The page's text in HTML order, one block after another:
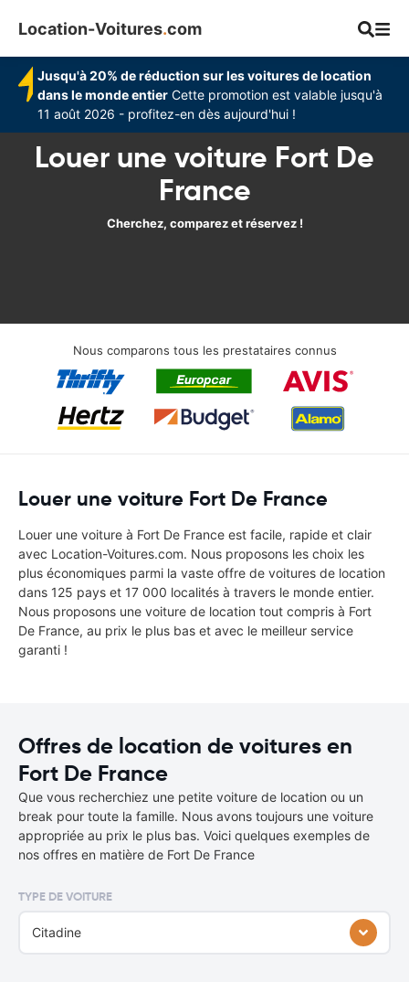
Location-Voitures.com
Jusqu'à 20% de réduction sur les voitures de location
dans le monde entier Cette promotion est valable jusqu'à
11 août 2026 - profitez-en dès aujourd'hui !
Louer une voiture Fort De
France
Cherchez, comparez et réservez !
Nous comparons tous les prestataires connus
Louer une voiture Fort De France
Louer une voiture à Fort De France est facile, rapide et clair
avec Location-Voitures.com. Nous proposons les choix les
plus économiques parmi la vaste offre de voitures de location
dans 125 pays et 17 000 localités à travers le monde entier.
Nous proposons une voiture de location tout compris à Fort
De France, au prix le plus bas et avec le meilleur service
garanti !
Offres de location de voitures en
Fort De France
Que vous recherchiez une petite voiture de location ou un
break pour toute la famille. Nous avons toujours une voiture
appropriée au prix le plus bas. Voici quelques exemples de
nos offres en matière de Fort De France
TYPE DE VOITURE
Citadine